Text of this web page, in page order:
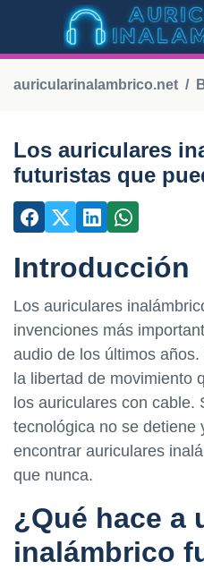
auricularinalambrico.net
Los auriculares
futuristas que
Introducción
Los auriculares
invenciones más
audio de los últimos
la libertad de movimiento
los auriculares con cable.
tecnológica no se detiene
encontrar auriculares
que nunca.
¿Qué hace a
inalámbrico